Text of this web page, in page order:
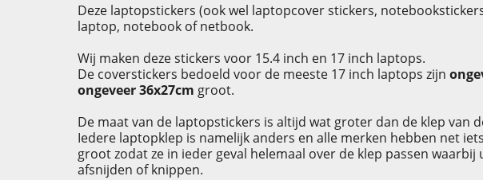
Deze laptopstickers (ook wel laptopcover stickers,
laptop, notebook of netbook.
Wij maken deze stickers voor 15.4 inch en 17 inch laptops.
De coverstickers bedoeld voor de meeste 17 inch laptops zijn
ongeveer 36x27cm groot.
De maat van de laptopstickers is altijd wat groter dan de klep van
Iedere laptopklep is namelijk anders en alle merken hebben net
groot zodat ze in ieder geval helemaal over de klep passen
afsnijden of knippen.